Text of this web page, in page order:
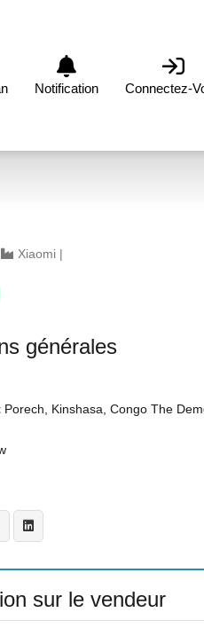
Notification Connectez-
Xiaomi |
générales
Porech, Kinshasa, Congo The
sur le vendeur